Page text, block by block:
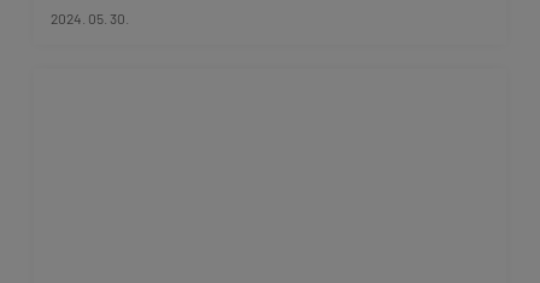
2024. 05. 30.